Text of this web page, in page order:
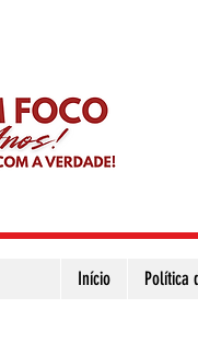
Início Política